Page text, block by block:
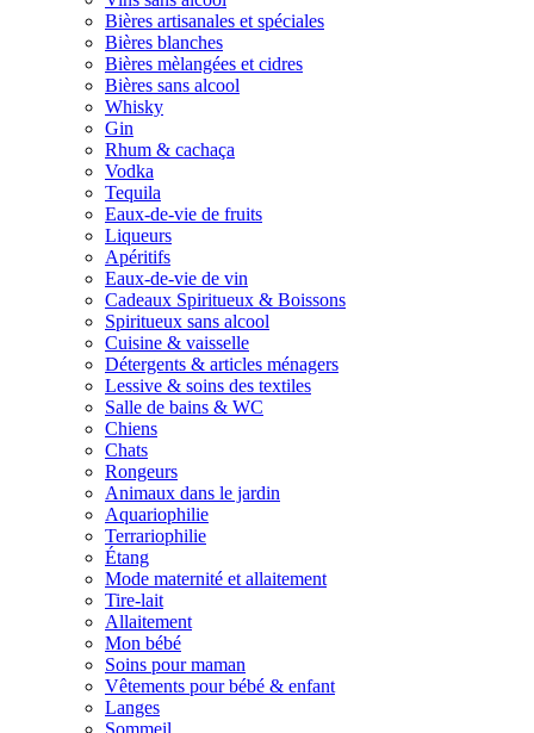
Bières artisanales et spéciales
Bières blanches
Bières mèlangées et cidres
Bières sans alcool
Whisky
Gin
Rhum & cachaça
Vodka
Tequila
Eaux-de-vie de fruits
Liqueurs
Apéritifs
Eaux-de-vie de vin
Cadeaux Spiritueux & Boissons
Spiritueux sans alcool
Cuisine & vaisselle
Détergents & articles ménagers
Lessive & soins des textiles
Salle de bains & WC
Chiens
Chats
Rongeurs
Animaux dans le jardin
Aquariophilie
Terrariophilie
Étang
Mode maternité et allaitement
Tire-lait
Allaitement
Mon bébé
Soins pour maman
Vêtements pour bébé & enfant
Langes
Sommeil